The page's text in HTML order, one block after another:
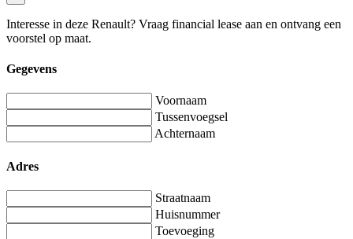
Interesse in deze Renault? Vraag financial lease aan en ontvang een
voorstel op maat.
Gegevens
Voornaam
Tussenvoegsel
Achternaam
Adres
Straatnaam
Huisnummer
Toevoeging